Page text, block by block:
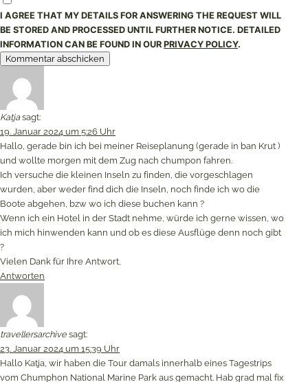
I AGREE THAT MY DETAILS FOR ANSWERING THE REQUEST WILL
BE STORED AND PROCESSED UNTIL FURTHER NOTICE. DETAILED
INFORMATION CAN BE FOUND IN OUR PRIVACY POLICY.
Katja sagt:
19. Januar 2024 um 5:26 Uhr
Hallo, gerade bin ich bei meiner Reiseplanung (gerade in ban Krut )
und wollte morgen mit dem Zug nach chumpon fahren.
Ich versuche die kleinen Inseln zu finden, die vorgeschlagen
wurden, aber weder find dich die Inseln, noch finde ich wo die
Boote abgehen, bzw wo ich diese buchen kann ?
Wenn ich ein Hotel in der Stadt nehme, würde ich gerne wissen, wo
ich mich hinwenden kann und ob es diese Ausflüge denn noch gibt
?
Vielen Dank für Ihre Antwort,
Antworten
travellersarchive sagt:
23. Januar 2024 um 15:39 Uhr
Hallo Katja, wir haben die Tour damals innerhalb eines Tagestrips
vom Chumphon National Marine Park aus gemacht. Hab grad mal fix